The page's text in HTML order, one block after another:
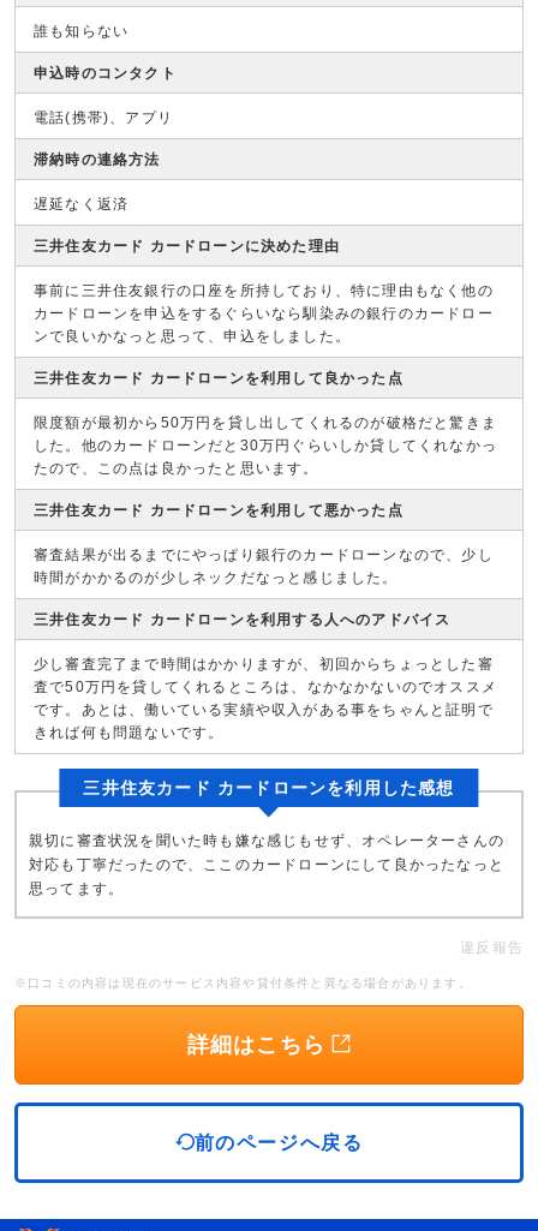
誰も知らない
申込時のコンタクト
電話(携帯)、アプリ
滞納時の連絡方法
遅延なく返済
三井住友カード カードローンに決めた理由
事前に三井住友銀行の口座を所持しており、特に理由もなく他の
カードローンを申込をするぐらいなら馴染みの銀行のカードロー
ンで良いかなっと思って、申込をしました。
三井住友カード カードローンを利用して良かった点
限度額が最初から50万円を貸し出してくれるのが破格だと驚きま
した。他のカードローンだと30万円ぐらいしか貸してくれなかっ
たので、この点は良かったと思います。
三井住友カード カードローンを利用して悪かった点
審査結果が出るまでにやっぱり銀行のカードローンなので、少し
時間がかかるのが少しネックだなっと感じました。
三井住友カード カードローンを利用する人へのアドバイス
少し審査完了まで時間はかかりますが、初回からちょっとした審
査で50万円を貸してくれるところは、なかなかないのでオススメ
です。あとは、働いている実績や収入がある事をちゃんと証明で
きれば何も問題ないです。
三井住友カード カードローンを利用した感想
親切に審査状況を聞いた時も嫌な感じもせず、オペレーターさんの
対応も丁寧だったので、ここのカードローンにして良かったなっと
思ってます。
違反報告
※口コミの内容は現在のサービス内容や貸付条件と異なる場合があります。
詳細はこちら
前のページへ戻る